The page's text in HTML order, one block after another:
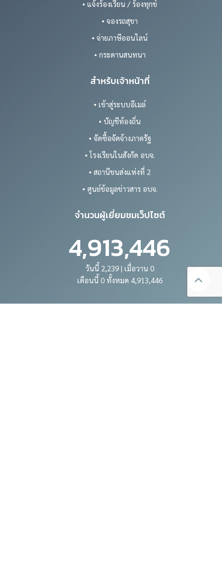
• แจ้งร้องเรียน / ร้องทุกข์
• จองรถสุขา
• จ่ายภาษีออนไลน์
• กระดานสนทนา
สำหรับเจ้าหน้าที่
• เข้าสู่ระบบอีเมล์
• บัญชีท้องถิ่น
• จัดซื้อจัดจ้างภาครัฐ
• โรงเรียนในสังกัด อบจ.
• สถานีขนส่งแห่งที่ 2
• ศูนย์ข้อมูลข่าวสาร อบจ.
จำนวนผู้เยี่ยมชมเว็ปไซต์
4,913,446
วันนี้ 2,239 | เมื่อวาน 0
เดือนนี้ 0 ทั้งหมด 4,913,446